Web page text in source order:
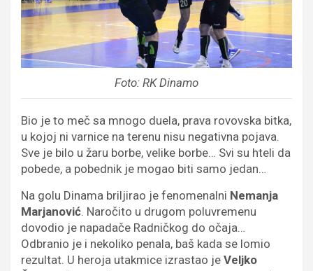
Foto: RK Dinamo
Bio je to meč sa mnogo duela, prava rovovska bitka,
u kojoj ni varnice na terenu nisu negativna pojava.
Sve je bilo u žaru borbe, velike borbe… Svi su hteli da
pobede, a pobednik je mogao biti samo jedan…
Na golu Dinama briljirao je fenomenalni Nemanja
Marjanović. Naročito u drugom poluvremenu
dovodio je napadače Radničkog do očaja…
Odbranio je i nekoliko penala, baš kada se lomio
rezultat. U heroja utakmice izrastao je Veljko